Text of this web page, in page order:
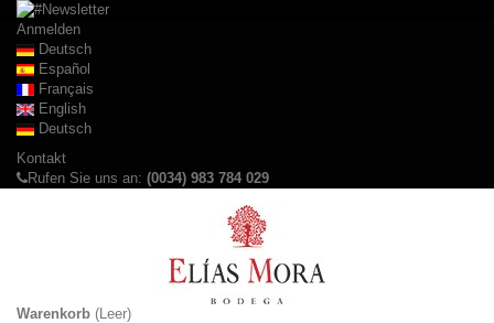
Anmelden
Deutsch
Español
Français
English
Deutsch
Kontakt
Rufen Sie uns an: (0034) 983 784 029
Warenkorb (Leer)